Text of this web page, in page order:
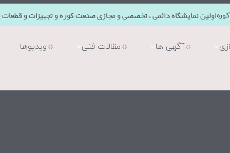
اولین نمایشگاه دائمی ، تخصصی و مجازی صنعت کوره و تجهیزات و
آگهی ها مقالات فنی ویدیوها